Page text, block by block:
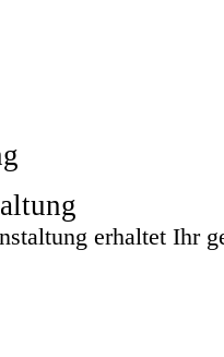
erhaltet Ihr